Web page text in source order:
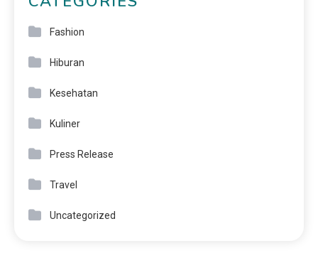
Fashion
Hiburan
Kesehatan
Kuliner
Press Release
Travel
Uncategorized